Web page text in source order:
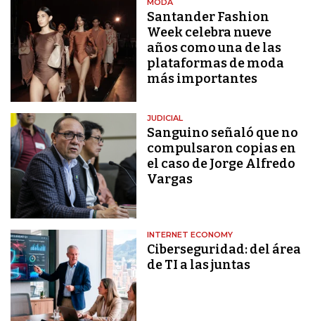
MODA
Santander Fashion
Week celebra nueve
años como una de las
plataformas de moda
más importantes
JUDICIAL
Sanguino señaló que no
compulsaron copias en
el caso de Jorge Alfredo
Vargas
INTERNET ECONOMY
Ciberseguridad: del área
de TI a las juntas